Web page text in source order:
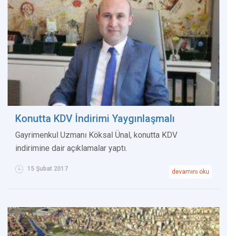
Konutta KDV İndirimi Yaygınlaşmalı
Gayrimenkul Uzmanı Köksal Ünal, konutta KDV
indirimine dair açıklamalar yaptı.
15 Şubat 2017 devamını oku